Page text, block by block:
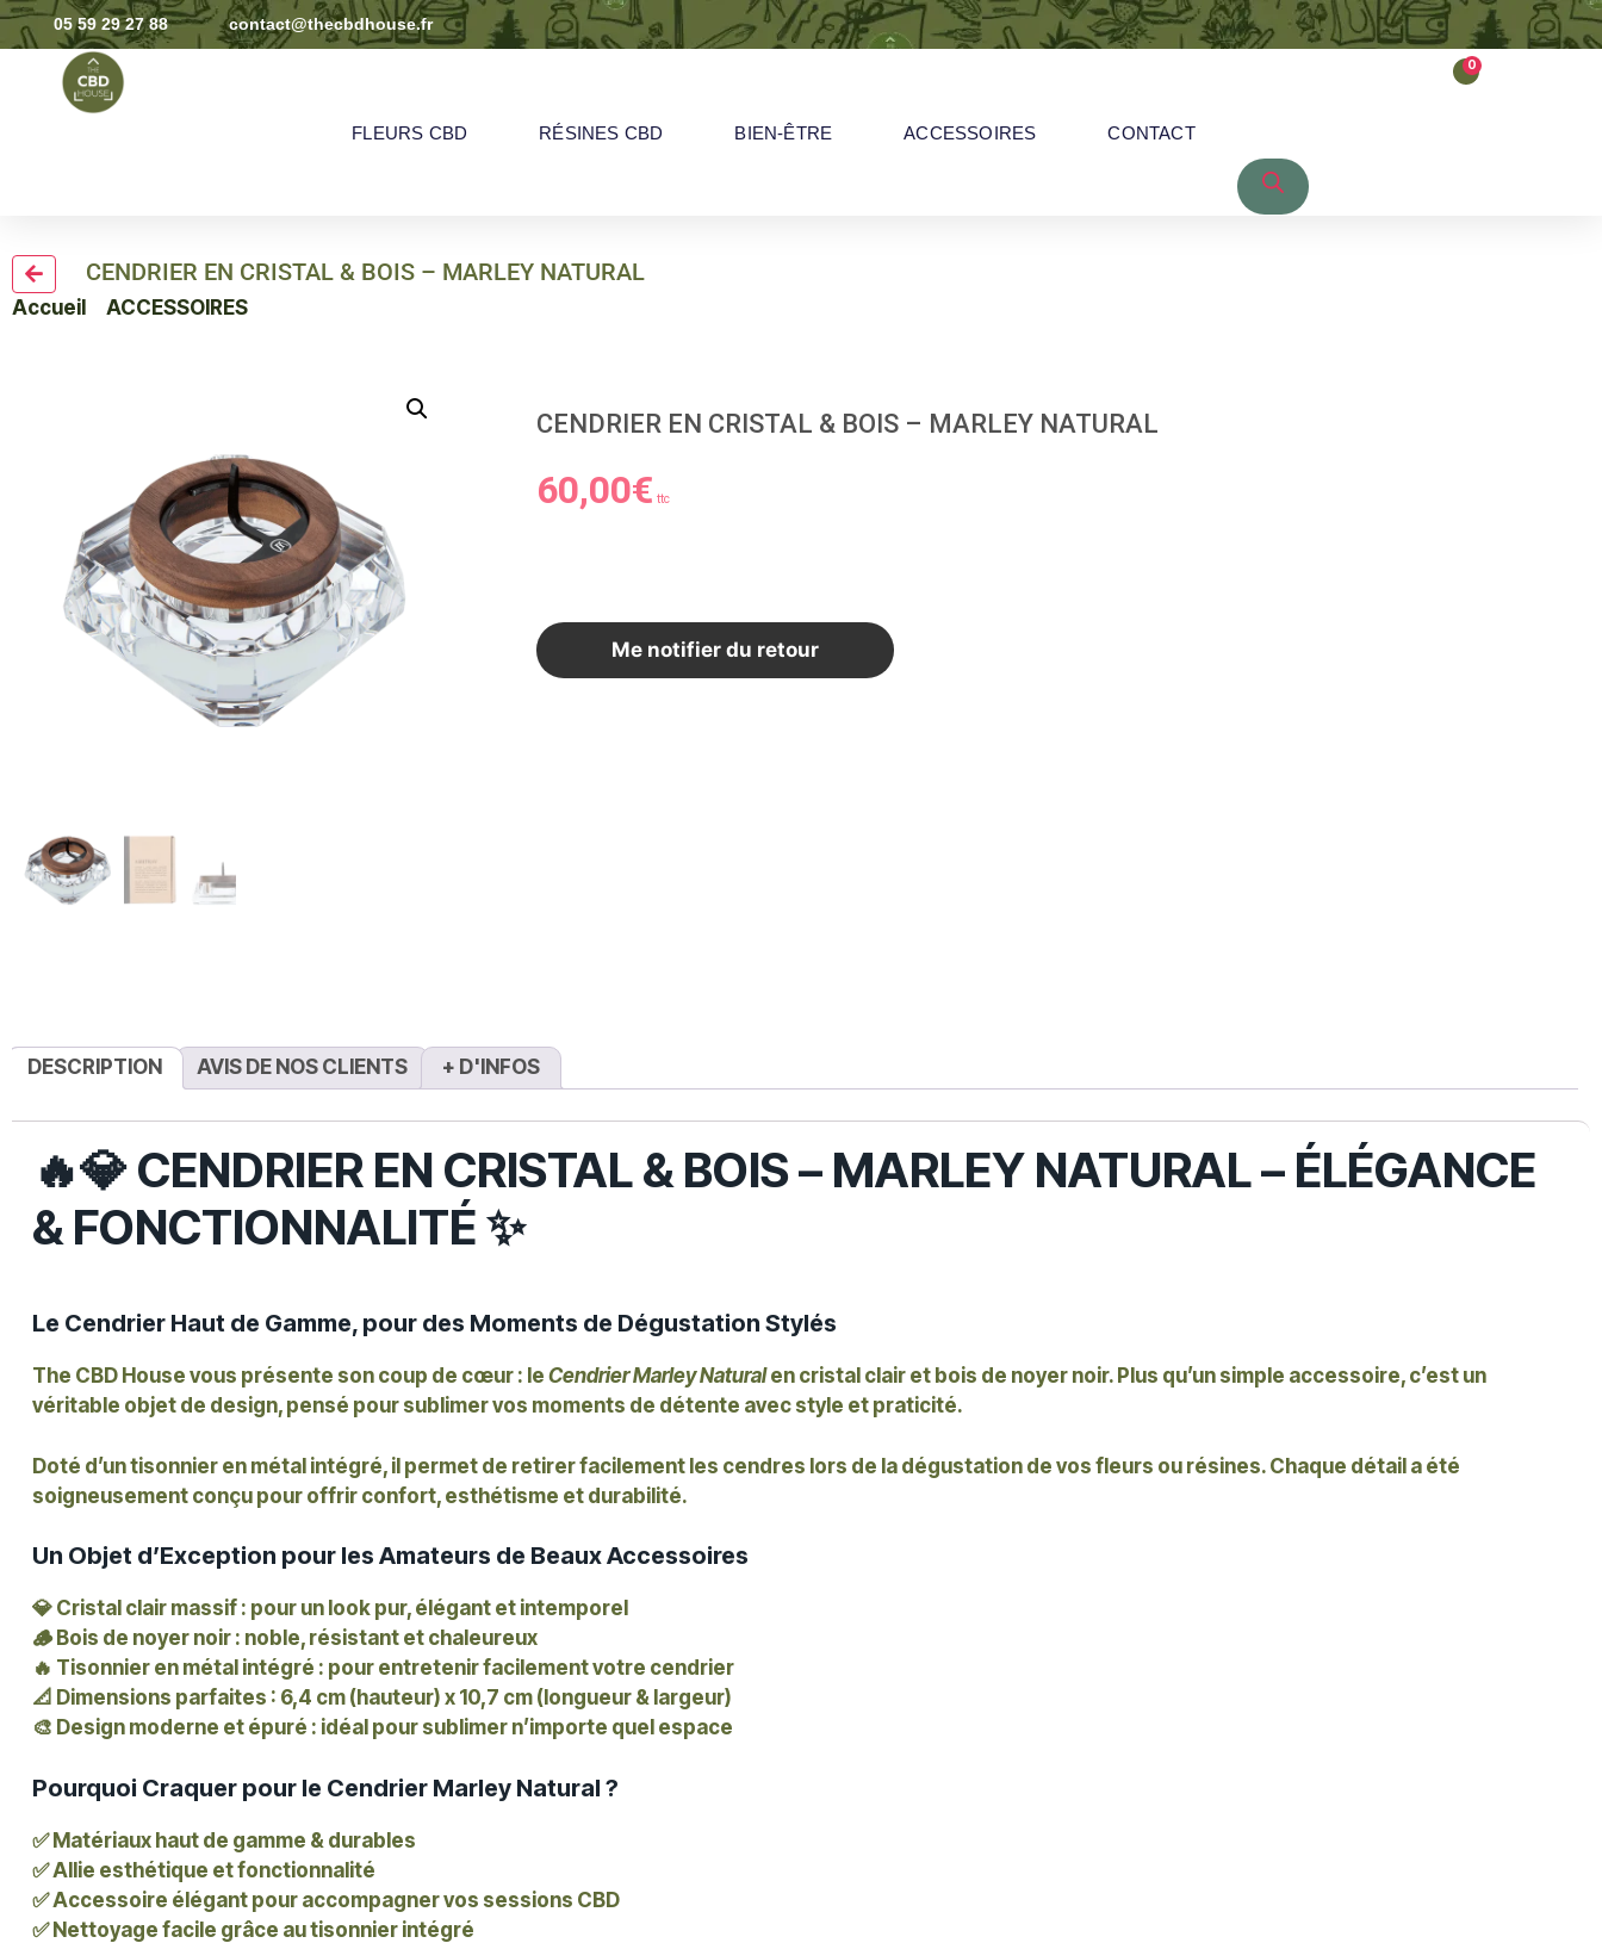
--
05 59 29 27 88 contact@thecbdhouse.fr
FLEURS CBD RÉSINES CBD BIEN-ÊTRE ACCESSOIRES CONTACT
0
CENDRIER EN CRISTAL & BOIS – MARLEY NATURAL
Accueil ACCESSOIRES
CENDRIER EN CRISTAL & BOIS – MARLEY NATURAL
60,00€ ttc
Me notifier du retour
DESCRIPTION AVIS DE NOS CLIENTS + D'INFOS
🔥💎 CENDRIER EN CRISTAL & BOIS – MARLEY NATURAL – ÉLÉGANCE
& FONCTIONNALITÉ ✨
Le Cendrier Haut de Gamme, pour des Moments de Dégustation Stylés
The CBD House vous présente son coup de cœur : le Cendrier Marley Naturalen cristal clair et bois de noyer noir. Plus qu’un simple accessoire, c’est un
véritable objet de design, pensé pour sublimer vos moments de détente avec style et praticité.
Doté d’un tisonnier en métal intégré, il permet de retirer facilement les cendres lors de la dégustation de vos fleurs ou résines. Chaque détail a été
soigneusement conçu pour offrir confort, esthétisme et durabilité.
Un Objet d’Exception pour les Amateurs de Beaux Accessoires
💎 Cristal clair massif : pour un look pur, élégant et intemporel
🪵 Bois de noyer noir : noble, résistant et chaleureux
🔥 Tisonnier en métal intégré : pour entretenir facilement votre cendrier
📐 Dimensions parfaites : 6,4 cm (hauteur) x 10,7 cm (longueur & largeur)
🎨 Design moderne et épuré : idéal pour sublimer n’importe quel espace
Pourquoi Craquer pour le Cendrier Marley Natural ?
✅ Matériaux haut de gamme & durables
✅ Allie esthétique et fonctionnalité
✅ Accessoire élégant pour accompagner vos sessions CBD
✅ Nettoyage facile grâce au tisonnier intégré